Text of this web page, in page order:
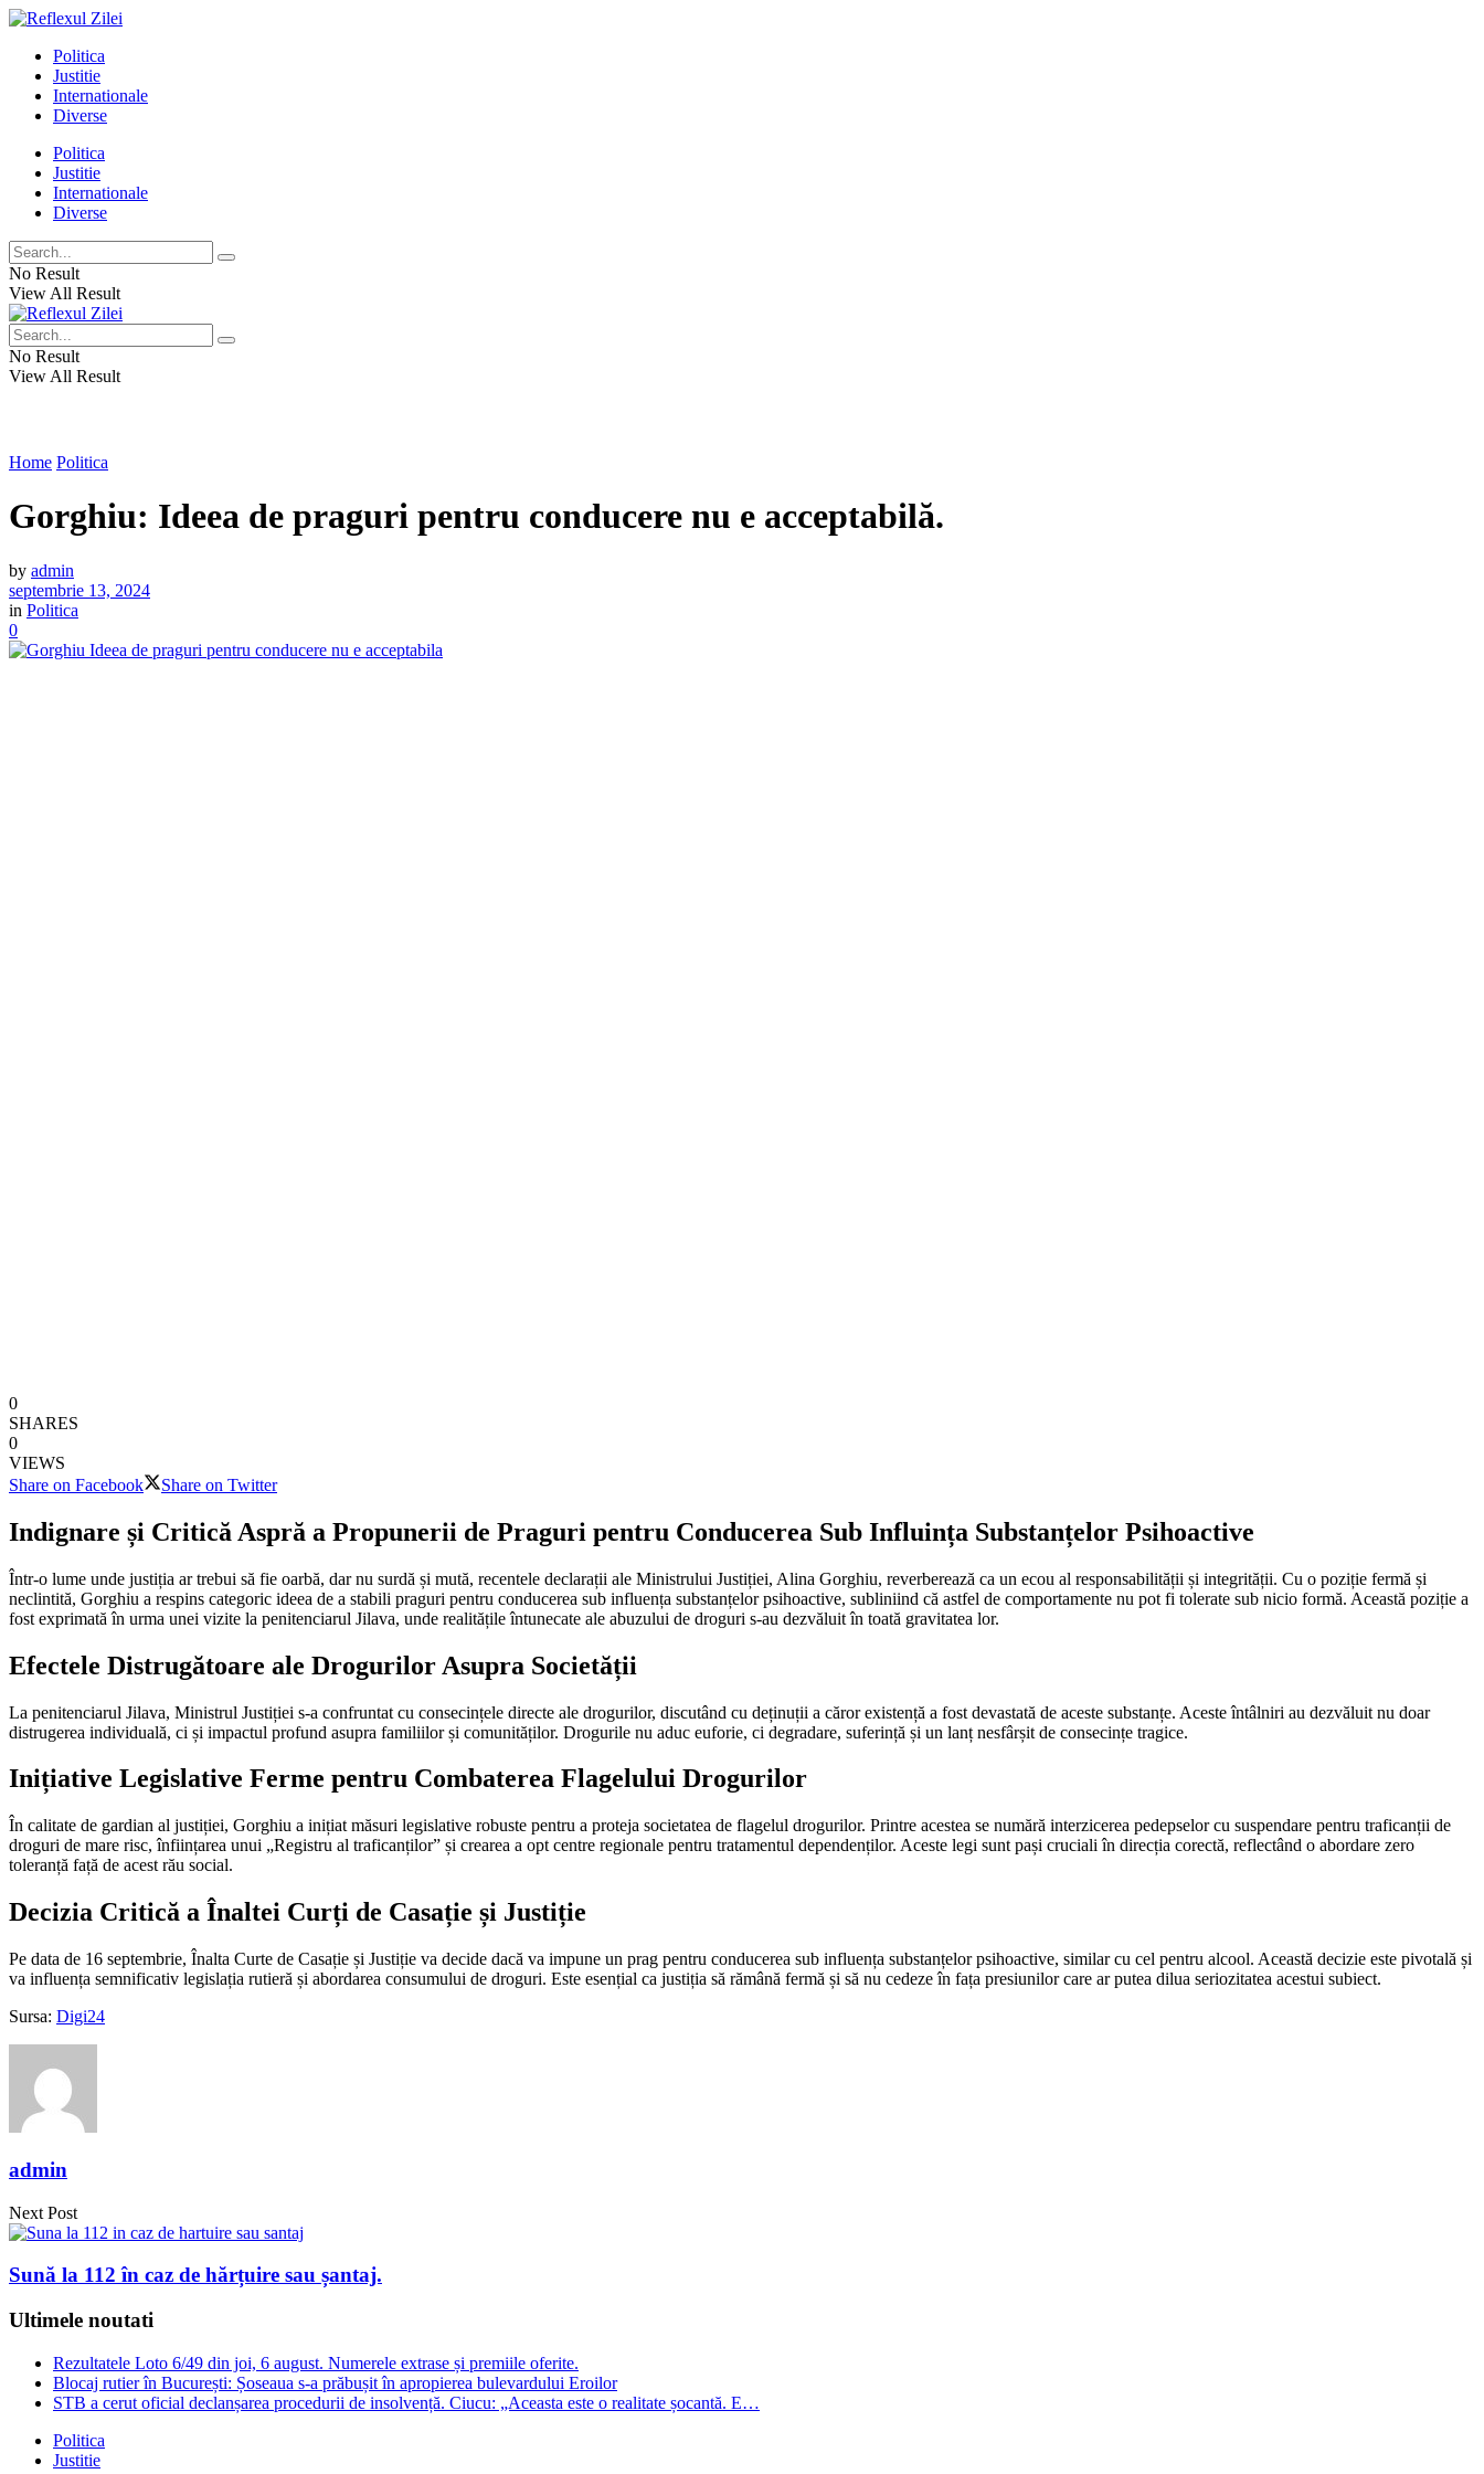
Politica
Justitie
Internationale
Diverse
Politica
Justitie
Internationale
Diverse
No Result
View All Result
No Result
View All Result
Home Politica
Gorghiu: Ideea de praguri pentru conducere nu e acceptabilă.
by admin
septembrie 13, 2024
in Politica
0
0
SHARES
0
VIEWS
Share on Facebook
Share on Twitter
Indignare și Critică Aspră a Propunerii de Praguri pentru Conducerea Sub Influința Substanțelor Psihoactive
Într-o lume unde justiția ar trebui să fie oarbă, dar nu surdă și mută, recentele declarații ale Ministrului Justiției, Alina Gorghiu, reverberează ca un ecou al responsabilității și integrității. Cu o poziție fermă și
neclintită, Gorghiu a respins categoric ideea de a stabili praguri pentru conducerea sub influența substanțelor psihoactive, subliniind că astfel de comportamente nu pot fi tolerate sub nicio formă. Această poziție a
fost exprimată în urma unei vizite la penitenciarul Jilava, unde realitățile întunecate ale abuzului de droguri s-au dezvăluit în toată gravitatea lor.
Efectele Distrugătoare ale Drogurilor Asupra Societății
La penitenciarul Jilava, Ministrul Justiției s-a confruntat cu consecințele directe ale drogurilor, discutând cu deținuții a căror existență a fost devastată de aceste substanțe. Aceste întâlniri au dezvăluit nu doar
distrugerea individuală, ci și impactul profund asupra familiilor și comunităților. Drogurile nu aduc euforie, ci degradare, suferință și un lanț nesfârșit de consecințe tragice.
Inițiative Legislative Ferme pentru Combaterea Flagelului Drogurilor
În calitate de gardian al justiției, Gorghiu a inițiat măsuri legislative robuste pentru a proteja societatea de flagelul drogurilor. Printre acestea se numără interzicerea pedepselor cu suspendare pentru traficanții de
droguri de mare risc, înființarea unui „Registru al traficanților” și crearea a opt centre regionale pentru tratamentul dependenților. Aceste legi sunt pași cruciali în direcția corectă, reflectând o abordare zero
toleranță față de acest rău social.
Decizia Critică a Înaltei Curți de Casație și Justiție
Pe data de 16 septembrie, Înalta Curte de Casație și Justiție va decide dacă va impune un prag pentru conducerea sub influența substanțelor psihoactive, similar cu cel pentru alcool. Această decizie este pivotală și
va influența semnificativ legislația rutieră și abordarea consumului de droguri. Este esențial ca justiția să rămână fermă și să nu cedeze în fața presiunilor care ar putea dilua seriozitatea acestui subiect.
Sursa: Digi24
admin
Next Post
Sună la 112 în caz de hărțuire sau șantaj.
Ultimele noutati
Rezultatele Loto 6/49 din joi, 6 august. Numerele extrase și premiile oferite.
Blocaj rutier în București: Șoseaua s-a prăbușit în apropierea bulevardului Eroilor
STB a cerut oficial declanșarea procedurii de insolvență. Ciucu: „Aceasta este o realitate șocantă. E…
Politica
Justitie